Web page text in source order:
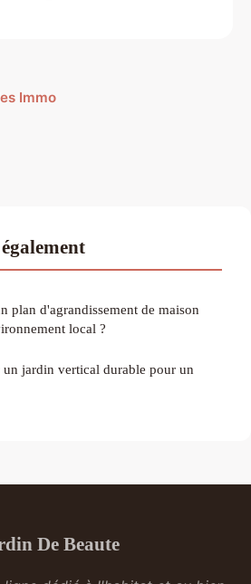
Immo
plan d'agrandissement de maison
local ?
jardin vertical durable pour un
De Beaute